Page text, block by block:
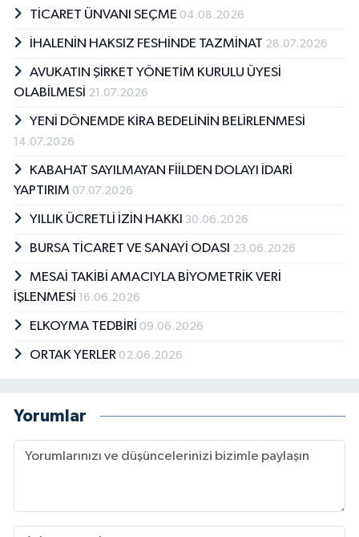
TİCARET ÜNVANI SEÇME 04.08.2026
İHALENİN HAKSIZ FESHİNDE TAZMİNAT 28.07.2026
AVUKATIN ŞİRKET YÖNETİM KURULU ÜYESİ
OLABİLMESİ 21.07.2026
YENİ DÖNEMDE KİRA BEDELİNİN BELİRLENMESİ
14.07.2026
KABAHAT SAYILMAYAN FİİLDEN DOLAYI İDARİ
YAPTIRIM 07.07.2026
YILLIK ÜCRETLİ İZİN HAKKI 30.06.2026
BURSA TİCARET VE SANAYİ ODASI 23.06.2026
MESAİ TAKİBİ AMACIYLA BİYOMETRİK VERİ
İŞLENMESİ 16.06.2026
ELKOYMA TEDBİRİ 09.06.2026
ORTAK YERLER 02.06.2026
Yorumlar